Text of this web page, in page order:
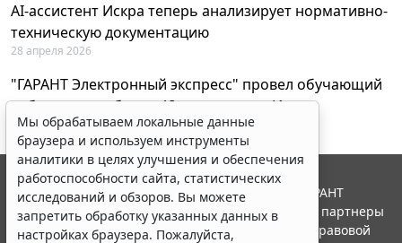
AI-ассистент Искра теперь анализирует нормативно-
техническую документацию
28 апреля 2026
"ГАРАНТ Электронный экспресс" провел обучающий
вебинар по работе с AI-ассистентом Искра
23 апреля 2026
Мы обрабатываем локальные данные
браузера и используем инструменты
аналитики в целях улучшения и обеспечения
работоспособности сайта, статистических
исследований и обзоров. Вы можете
запретить обработку указанных данных в
настройках браузера. Пожалуйста,
© ООО "НПП "ГАРАНТ-СЕРВИС", 2026. Система ГАРАНТ
выпускается с 1990 года. Компания "Гарант" и ее партнеры
являются участниками Российской ассоциации правовой